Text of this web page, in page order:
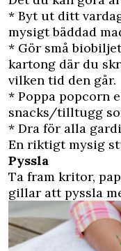
* Byt ut ditt
mysigt bäddad
* Gör små
kartong där du
vilken tid den går.
* Poppa popcorn
snacks/tilltugg
* Dra för alla
En riktigt mysig
Pyssla
Ta fram kritor,
gillar att pyssla